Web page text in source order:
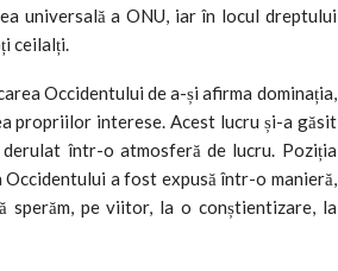
universală a ONU, iar în locul dreptului
ceilalți.
Occidentului de a-și afirma dominația,
propriilor interese. Acest lucru și-a găsit
într-o atmosferă de lucru. Poziția
a fost expusă într-o manieră,
sperăm, pe viitor, la o conștientizare, la